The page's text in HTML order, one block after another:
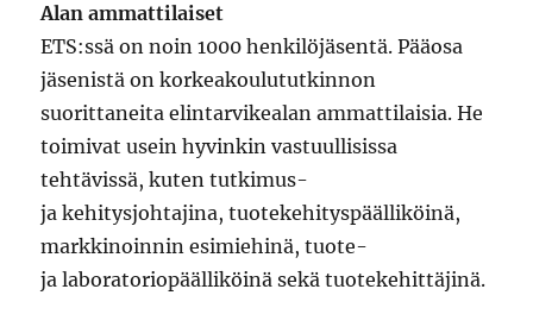
Alan ammattilaiset
ETS:ssä on noin 1000 henkilöjäsentä. Pääosa
jäsenistä on korkeakoulututkinnon
suorittaneita elintarvikealan ammattilaisia. He
toimivat usein hyvinkin vastuullisissa
tehtävissä, kuten tutkimus-
ja kehitysjohtajina, tuotekehityspäälliköinä,
markkinoinnin esimiehinä, tuote-
ja laboratoriopäälliköinä sekä tuotekehittäjinä.